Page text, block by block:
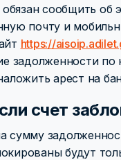
сообщить
почту и
https://
задолженности
арест на
счет
сумму
будут